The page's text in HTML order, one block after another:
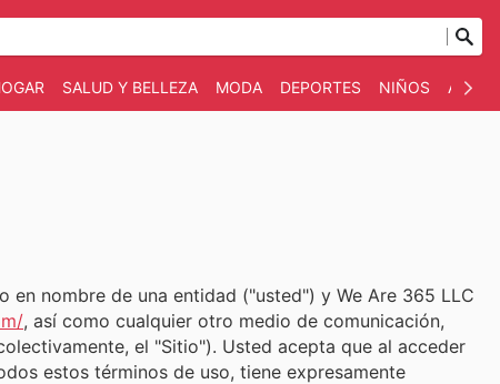
SALUD Y BELLEZA MODA DEPORTES NIÑOS AUTO
nombre de una entidad ("usted") y We Are 365 LLC
, así como cualquier otro medio de comunicación,
el "Sitio"). Usted acepta que al acceder
estos términos de uso, tiene expresamente